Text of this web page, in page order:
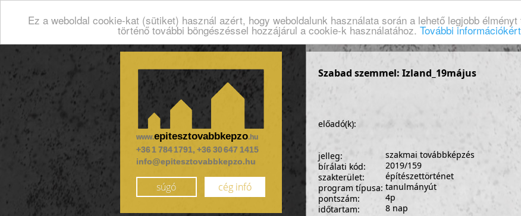
Ez a weboldal cookie-kat (sütiket) használ azért, hogy weboldalunk használata során a lehető legjobb
történő további böngészéssel hozzájárul a cookie-k használatához. További
www.epitesztovabbkepzo.hu
+36 1 784 1791, +36 30 647 1415
info@epitesztovabbkepzo.hu
súgó cég infó
Szabad szemmel: Izland_19május
előadó(k):
jelleg:
szakmai továbbképzés
bírálati kód:
2019/159
szakterület:
építészettörténet
program típusa: tanulmányút
pontszám:
4p
időtartam:
8 nap